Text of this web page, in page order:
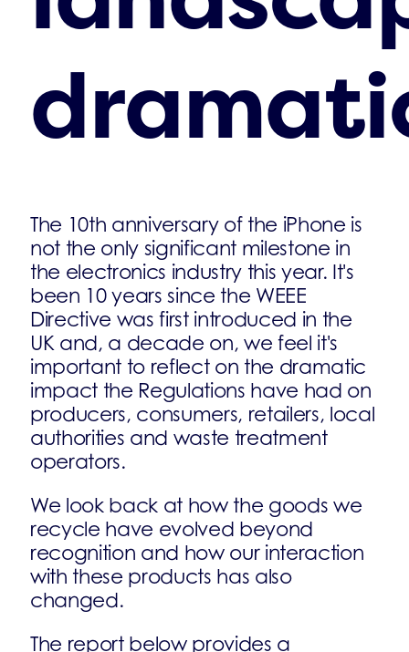
The 10th anniversary of the iPhone is
not the only significant milestone in
the electronics industry this year. It's
been 10 years since the WEEE
Directive was first introduced in the
UK and, a decade on, we feel it's
important to reflect on the dramatic
impact the Regulations have had on
producers, consumers, retailers, local
authorities and waste treatment
operators.
We look back at how the goods we
recycle have evolved beyond
recognition and how our interaction
with these products has also
changed.
The report below provides a